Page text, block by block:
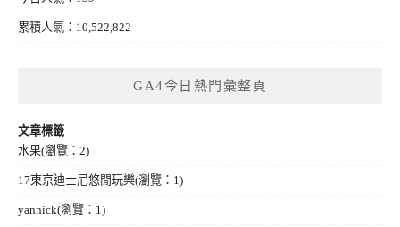
累積人氣：10,522,822
GA4今日熱門彙整頁
文章標籤
水果(瀏覽：2)
17東京迪士尼悠閒玩樂(瀏覽：1)
yannick(瀏覽：1)